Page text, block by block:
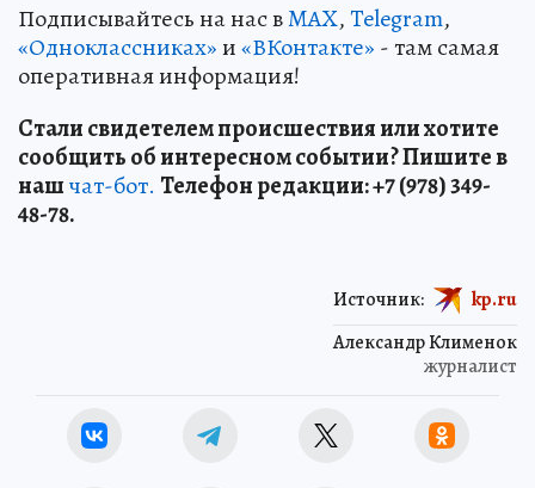
Подписывайтесь на нас вMAX,Telegram,
«Одноклассниках»и«ВКонтакте» - там самая
оперативная информация!
Стали свидетелем происшествия или хотите
сообщить об интересном событии? Пишите в
нашчат-бот. Телефон редакции: +7 (978) 349-
48-78.
Александр Клименок
журналист
Источник: kp.ru